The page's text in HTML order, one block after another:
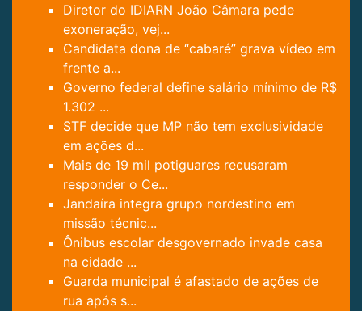
Diretor do IDIARN João Câmara pede
exoneração, vej...
Candidata dona de “cabaré” grava vídeo em
frente a...
Governo federal define salário mínimo de R$
1.302 ...
STF decide que MP não tem exclusividade
em ações d...
Mais de 19 mil potiguares recusaram
responder o Ce...
Jandaíra integra grupo nordestino em
missão técnic...
Ônibus escolar desgovernado invade casa
na cidade ...
Guarda municipal é afastado de ações de
rua após s...